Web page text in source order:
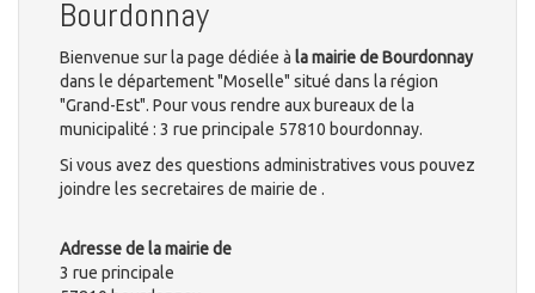
Bourdonnay
Bienvenue sur la page dédiée à la mairie de Bourdonnay
dans le département "Moselle" situé dans la région
"Grand-Est". Pour vous rendre aux bureaux de la
municipalité : 3 rue principale 57810 bourdonnay.
Si vous avez des questions administratives vous pouvez
joindre les secretaires de mairie de .
Adresse de la mairie de
3 rue principale